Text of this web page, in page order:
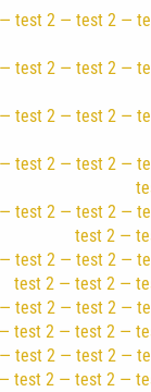
— test 2 — test 2
— test 2 — test 2
— test 2 — test 2
— test 2 — test 2
— test 2 — test 2
test 2 —
— test 2 — test 2
test 2 — test 2 —
— test 2 — test 2
test 2 — test 2 —
— test 2 — test 2
test 2 — test 2 —